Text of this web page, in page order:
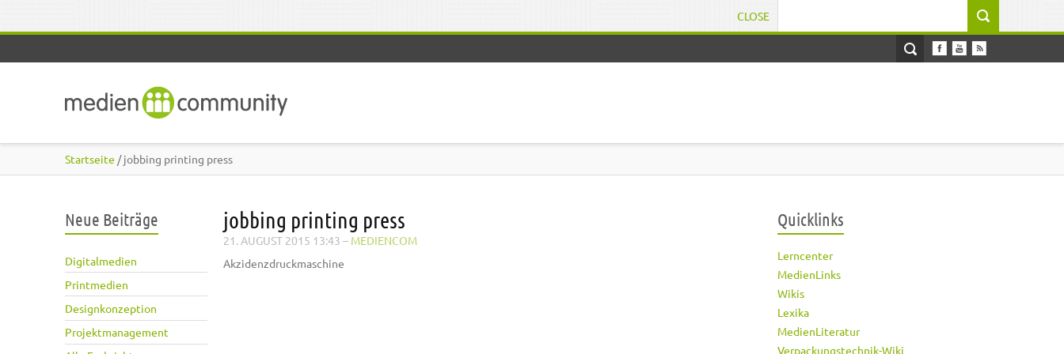
CLOSE
Startseite / jobbing printing press
Neue Beiträge
Digitalmedien
Printmedien
Designkonzeption
Projektmanagement
jobbing printing press
21. AUGUST 2015 13:43 – MEDIENCOM
Akzidenzdruckmaschine
Quicklinks
Lerncenter
MedienLinks
Wikis
Lexika
MedienLiteratur
Verpackungstechnik-Wiki